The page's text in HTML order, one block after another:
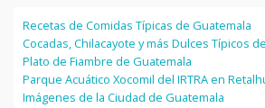
Recetas de Comidas Típicas de Guatemala
Cocadas, Chilacayote y más Dulces Típicos
Plato de Fiambre de Guatemala
Parque Acuático Xocomil del IRTRA en
Imágenes de la Ciudad de Guatemala